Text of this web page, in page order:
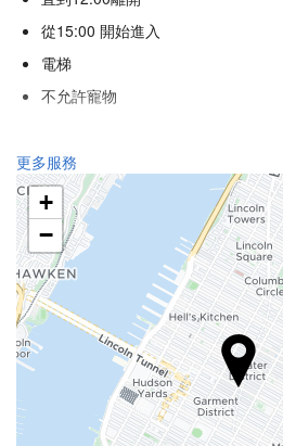
從15:00 開始進入
電梯
不允許寵物
食品與飲品
單點餐廳
酒巴
館內咖啡店
接待服務
24 小時接待櫃檯
更多服務
+
−